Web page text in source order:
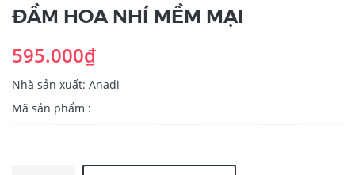
ĐẦM HOA NHÍ MỀM MẠI
595.000₫
Nhà sản xuất: Anadi
Mã sản phẩm :